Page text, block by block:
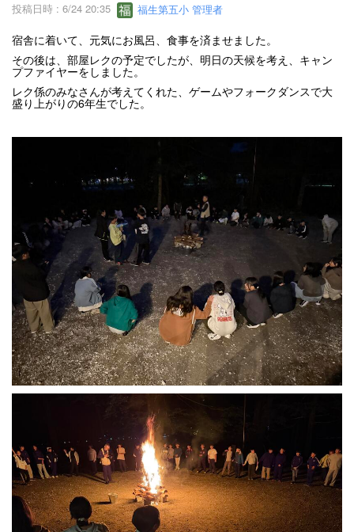
投稿日時 : 6/24 20:35 福生第五小 管理者
宿舎に着いて、元気にお風呂、食事を済ませました。
その後は、部屋レクの予定でしたが、明日の天候を考え、キャン
プファイヤーをしました。
レク係のみなさんが考えてくれた、ゲームやフォークダンスで大
盛り上がりの6年生でした。